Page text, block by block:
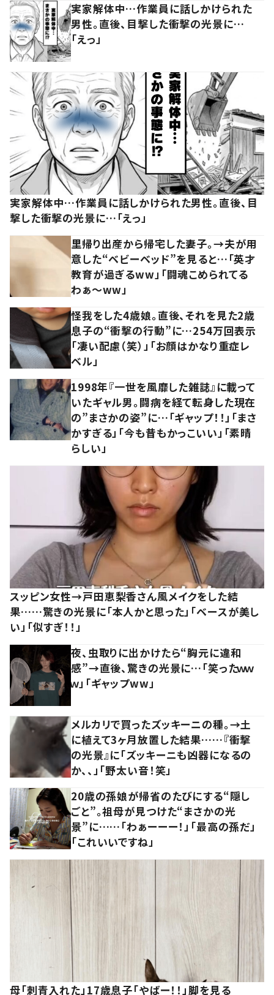
実家解体中…作業員に話しかけられた
男性。直後、目撃した衝撃の光景に…
「えっ」
実家解体中…作業員に話しかけられた男性。直後、目
撃した衝撃の光景に…「えっ」
里帰り出産から帰宅した妻子。→夫が用
意した“ベビーベッド”を見ると…「英才
教育が過ぎるww」「闘魂こめられてる
わぁ～ww」
怪我をした4歳娘。直後、それを見た2歳
息子の“衝撃の行動”に…254万回表示
「凄い配慮（笑）」「お顔はかなり重症レ
ベル」
1998年『一世を風靡した雑誌』に載って
いたギャル男。闘病を経て転身した現在
の”まさかの姿”に…「ギャップ！！」「まさ
かすぎる」「今も昔もかっこいい」「素晴
らしい」
スッピン女性→戸田恵梨香さん風メイクをした結
果……驚きの光景に「本人かと思った」「ベースが美し
い」「似すぎ！！」
夜、虫取りに出かけたら“胸元に違和
感”→直後、驚きの光景に…「笑ったｗｗ
ｗ」「ギャップww」
メルカリで買ったズッキーニの種。→土
に植えて3ヶ月放置した結果……『衝撃
の光景』に「ズッキーニも凶器になるの
か、、」「野太い音！笑」
20歳の孫娘が帰省のたびにする“隠し
ごと”。祖母が見つけた“まさかの光
景”に……「わぁーーー！」「最高の孫だ」
「これいいですね」
母「刺青入れた」17歳息子「やばー！！」脚を見る